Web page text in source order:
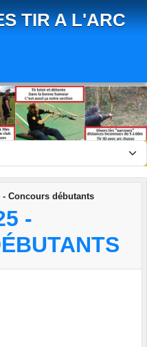
TIR A L'ARC
- Concours débutants
-